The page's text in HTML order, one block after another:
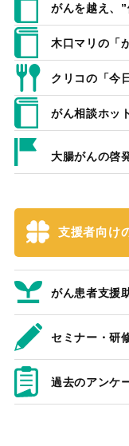
がんを越え、
木口マリの「
クリコの「今
がん相談ホッ
大腸がんの啓
支援者向け
がん患者支援
セミナー・研
過去のアンケ